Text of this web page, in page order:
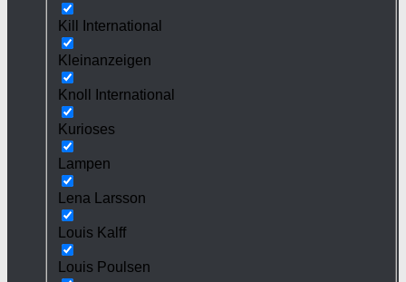
Kill International
Kleinanzeigen
Knoll International
Kurioses
Lampen
Lena Larsson
Louis Kalff
Louis Poulsen